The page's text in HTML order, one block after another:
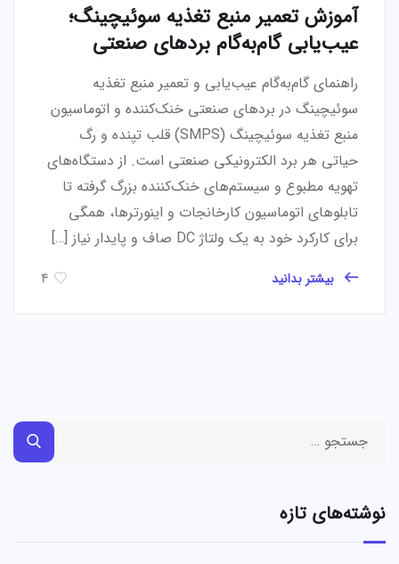
آموزش تعمیر منبع تغذیه سوئیچینگ؛
عیب‌یابی گام‌به‌گام بردهای صنعتی
راهنمای گام‌به‌گام عیب‌یابی و تعمیر منبع تغذیه
سوئیچینگ در بردهای صنعتی خنک‌کننده و اتوماسیون
منبع تغذیه سوئیچینگ (SMPS) قلب تپنده و رگ
حیاتی هر برد الکترونیکی صنعتی است. از دستگاه‌های
تهویه مطبوع و سیستم‌های خنک‌کننده بزرگ گرفته تا
تابلوهای اتوماسیون کارخانجات و اینورترها، همگی
برای کارکرد خود به یک ولتاژ DC صاف و پایدار نیاز […]
بیشتر بدانید 4
نوشته‌های تازه